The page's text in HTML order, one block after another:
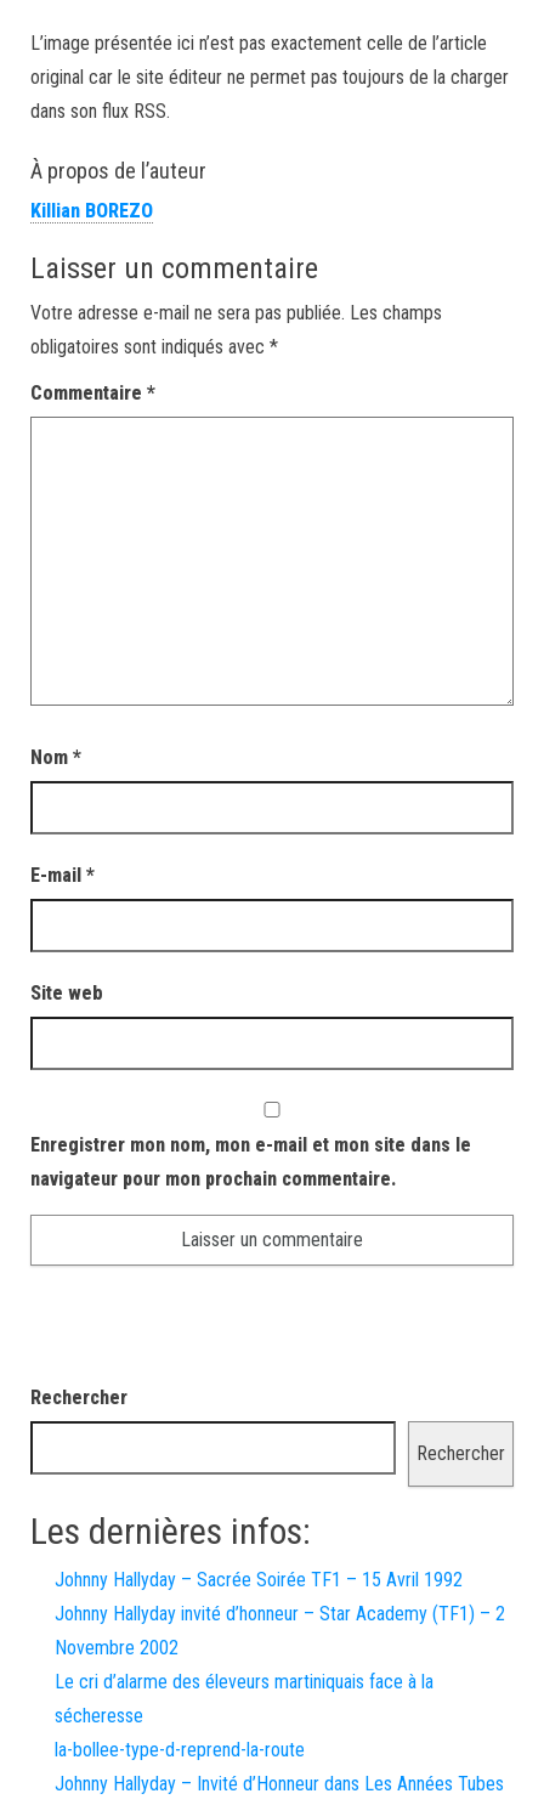
L’image présentée ici n’est pas exactement celle de l’article
original car le site éditeur ne permet pas toujours de la charger
dans son flux RSS.
À propos de l’auteur
Killian BOREZO
Laisser un commentaire
Votre adresse e-mail ne sera pas publiée. Les champs
obligatoires sont indiqués avec *
Commentaire *
Nom *
E-mail *
Site web
Enregistrer mon nom, mon e-mail et mon site dans le
navigateur pour mon prochain commentaire.
Rechercher
Rechercher
Les dernières infos:
Johnny Hallyday – Sacrée Soirée TF1 – 15 Avril 1992
Johnny Hallyday invité d’honneur – Star Academy (TF1) – 2
Novembre 2002
Le cri d’alarme des éleveurs martiniquais face à la
sécheresse
la-bollee-type-d-reprend-la-route
Johnny Hallyday – Invité d’Honneur dans Les Années Tubes